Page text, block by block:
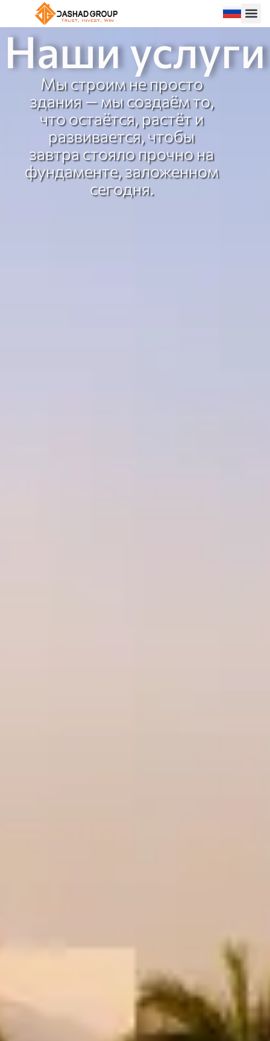
Наши услуги
Мы строим не просто
здания — мы создаём то,
что остаётся, растёт и
развивается, чтобы
завтра стояло прочно на
фундаменте, заложенном
сегодня.